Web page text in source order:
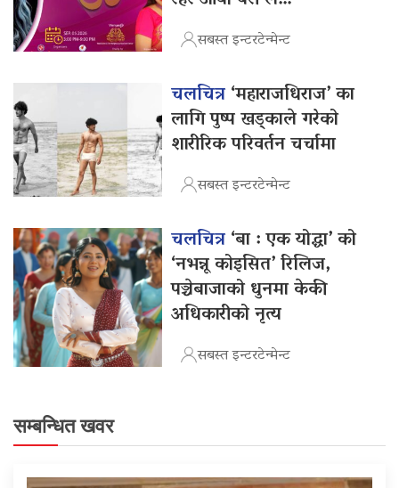
सबस्त इन्टरटेन्मेन्ट
चलचित्र‘महाराजधिराज’ का
लागि पुष्प खड्काले गरेको
शारीरिक परिवर्तन चर्चामा
सबस्त इन्टरटेन्मेन्ट
चलचित्र‘बा : एक योद्धा’ को
‘नभन्नू कोइसित’ रिलिज,
पञ्चेबाजाको धुनमा केकी
अधिकारीको नृत्य
सबस्त इन्टरटेन्मेन्ट
सम्बन्धित खवर